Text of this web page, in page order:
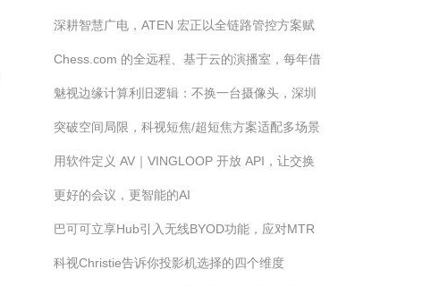
麦克风，该选哪一款？
深耕智慧广电，ATEN 宏正以全链路管控方案赋
能融媒产业革新
Chess.com 的全远程、基于云的演播室，每年借
助 NDI 技术转播国际象棋比赛多达 300 天
魅视边缘计算利旧逻辑：不换一台摄像头，深圳
这个社区如何实现 AI 秒级治理？
突破空间局限，科视短焦/超短焦方案适配多场景
用软件定义 AV｜VINGLOOP 开放 API，让交换
机进入平台生态
更好的会议，更智能的AI
巴可可立享Hub引入无线BYOD功能，应对MTR
固定会议平台的混合协作挑战
科视Christie告诉你投影机选择的四个维度